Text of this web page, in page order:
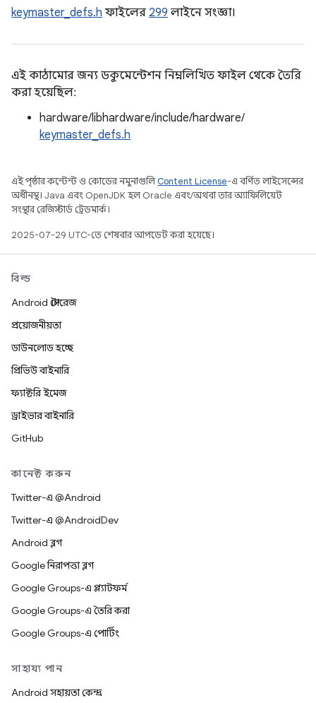
keymaster_defs.h ফাইলের 299 লাইনে সংজ্ঞা।
এই কাঠামোর জন্য ডকুমেন্টেশন নিম্নলিখিত ফাইল থেকে তৈরি
করা হয়েছিল:
hardware/libhardware/include/hardware/
keymaster_defs.h
এই পৃষ্ঠার কন্টেন্ট ও কোডের নমুনাগুলিContent License-এ বর্ণিত লাইসেন্সের
অধীনস্থ। Java এবং OpenJDK হল Oracle এবং/অথবা তার অ্যাফিলিয়েট
সংস্থার রেজিস্টার্ড ট্রেডমার্ক।
2025-07-29 UTC-তে শেষবার আপডেট করা হয়েছে।
বিল্ড
Android স্টোরেজ
প্রয়োজনীয়তা
ডাউনলোড হচ্ছে
প্রিভিউ বাইনারি
ফ্যাক্টরি ইমেজ
ড্রাইভার বাইনারি
GitHub
কানেক্ট করুন
Twitter-এ @Android
Twitter-এ @AndroidDev
Android ব্লগ
Google নিরাপত্তা ব্লগ
Google Groups-এ প্ল্যাটফর্ম
Google Groups-এ তৈরি করা
Google Groups-এ পোর্টিং
সাহায্য পান
Android সহায়তা কেন্দ্র